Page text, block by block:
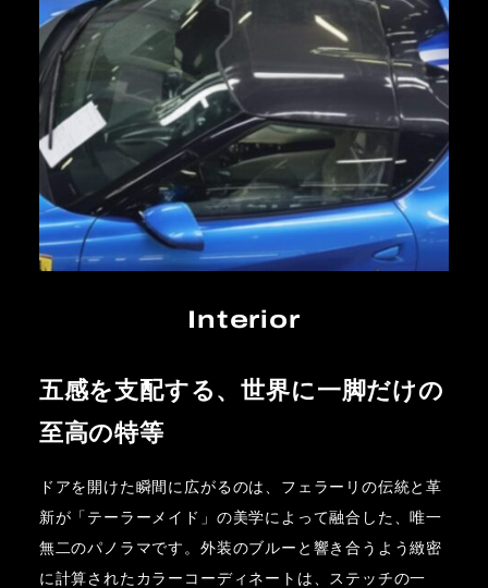
Interior
五感を支配する、世界に一脚だけの
至高の特等
ドアを開けた瞬間に広がるのは、フェラーリの伝統と革
新が「テーラーメイド」の美学によって融合した、唯一
無二のパノラマです。外装のブルーと響き合うよう緻密
に計算されたカラーコーディネートは、ステッチの一